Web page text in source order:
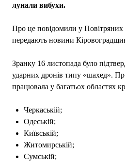
лунали вибухи.
Про це повідомили у Повітряних
передають новини
Зранку 16 листопада було
ударних дронів типу «шахед».
працювала у багатьох областях
Черкаській;
Одеській;
Київській;
Житомирській;
Сумській;